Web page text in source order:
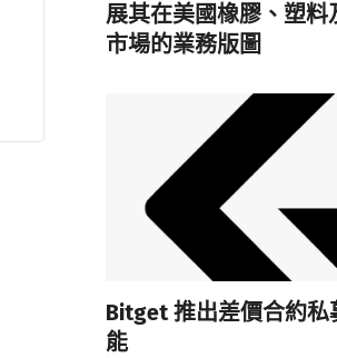
展其在美國橡膠、塑料
市場的業務版圖
Bitget 推出差價合約私
能